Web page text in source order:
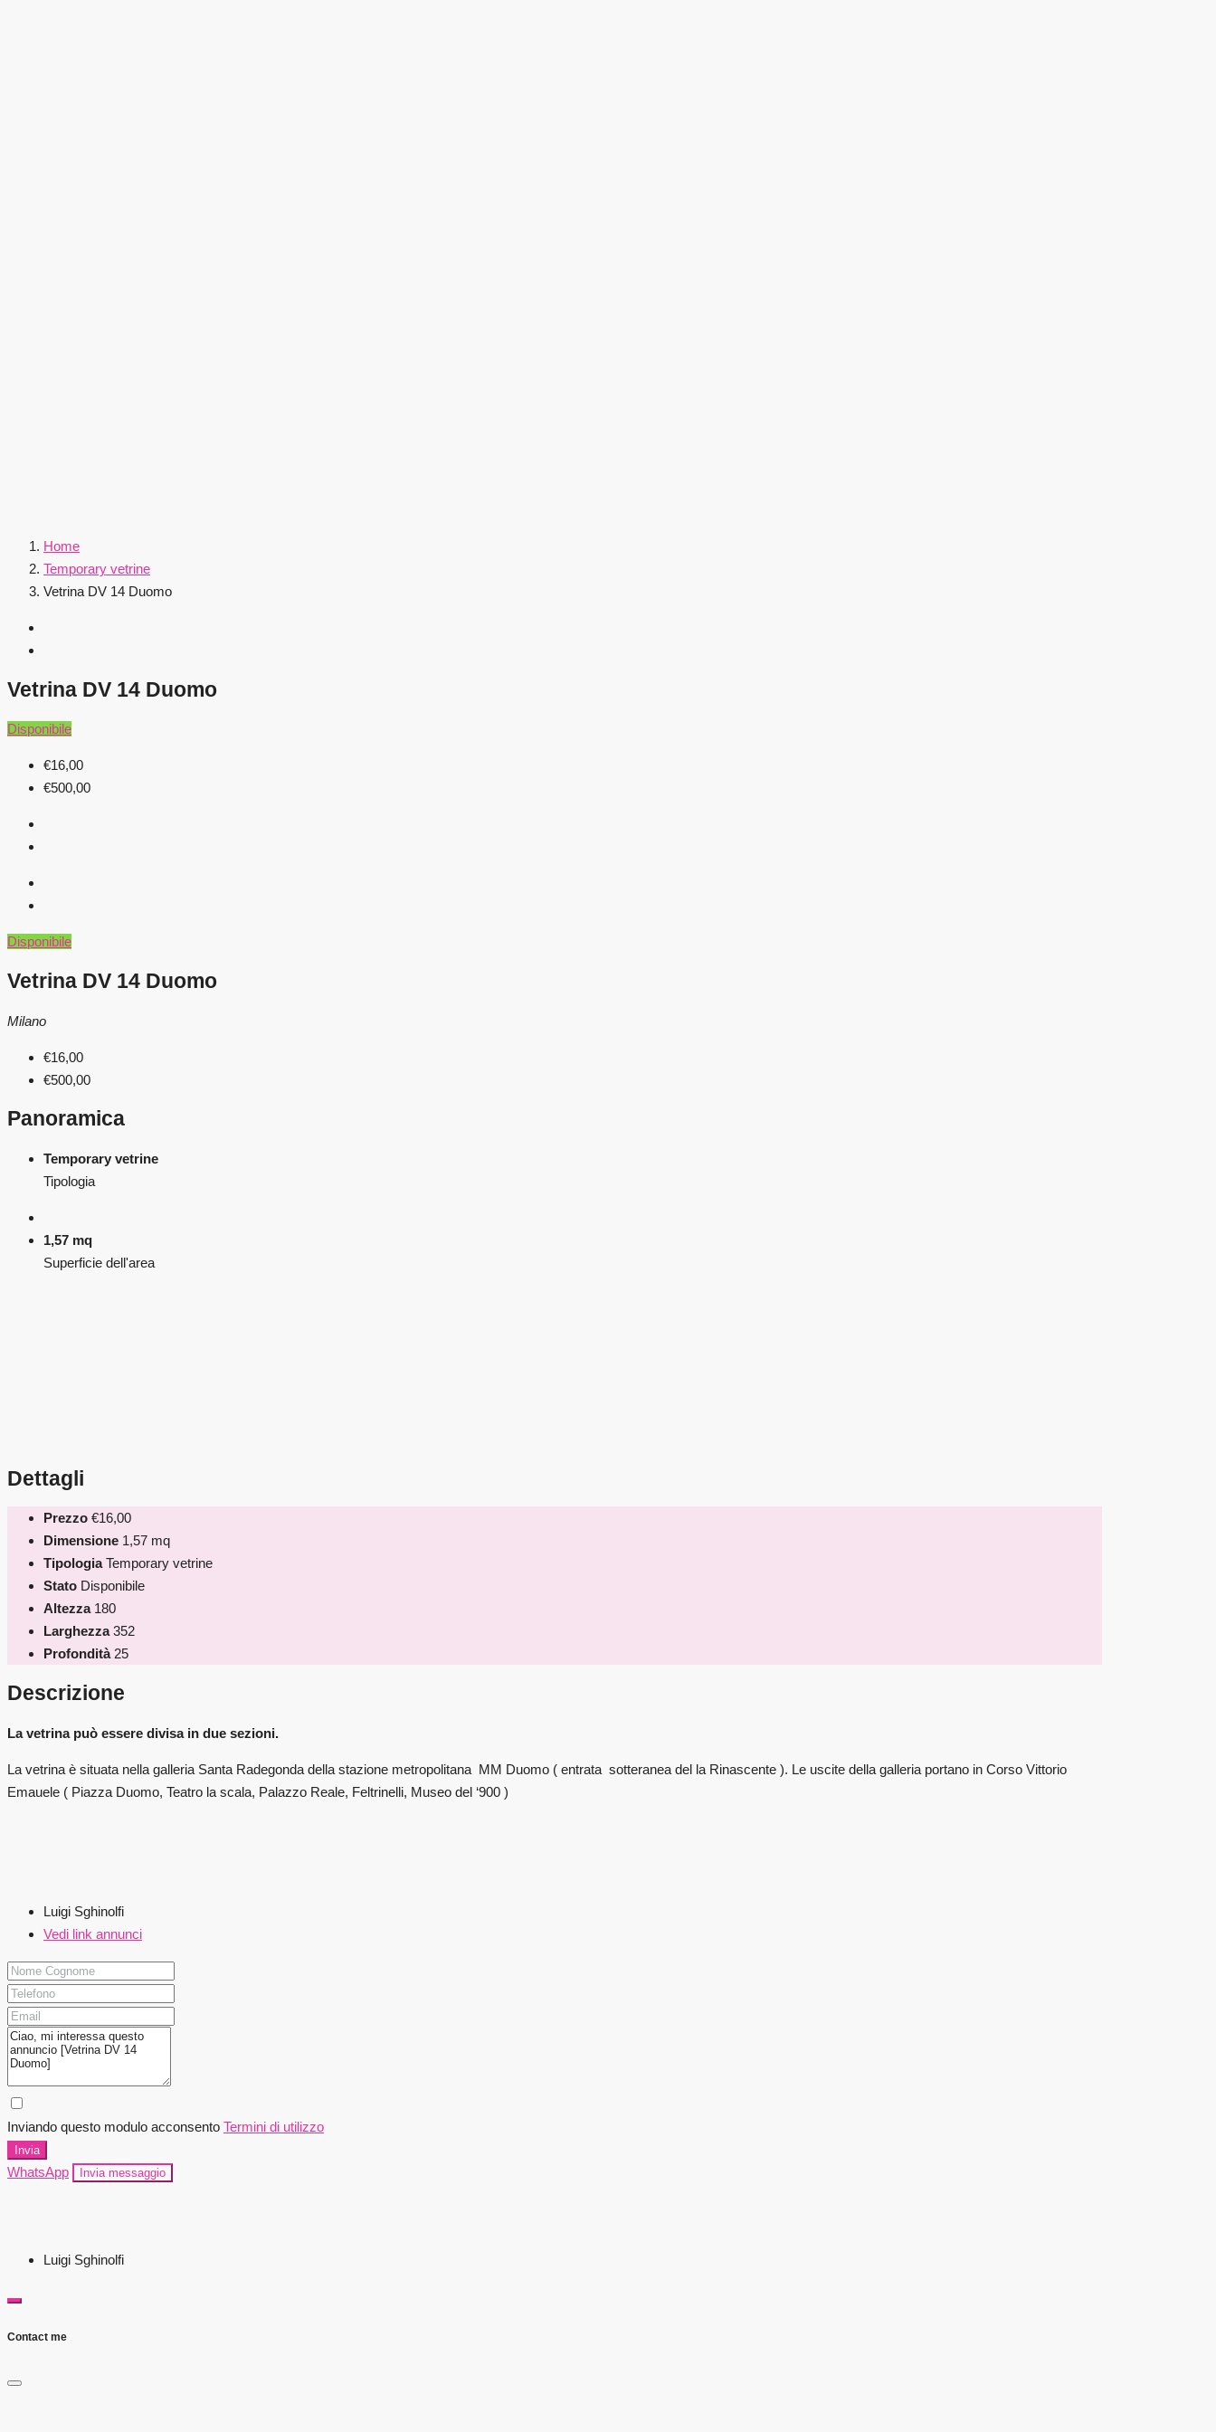
Home
Temporary vetrine
Vetrina DV 14 Duomo
Vetrina DV 14 Duomo
Disponibile
€16,00
€500,00
Disponibile
Vetrina DV 14 Duomo
Milano
€16,00
€500,00
Panoramica
Temporary vetrine
Tipologia
1,57 mq
Superficie dell'area
Dettagli
Prezzo €16,00
Dimensione 1,57 mq
Tipologia Temporary vetrine
Stato Disponibile
Altezza 180
Larghezza 352
Profondità 25
Descrizione
La vetrina può essere divisa in due sezioni.
La vetrina è situata nella galleria Santa Radegonda della stazione metropolitana MM Duomo ( entrata sotteranea del la Rinascente ). Le uscite della galleria portano in Corso Vittorio
Emauele ( Piazza Duomo, Teatro la scala, Palazzo Reale, Feltrinelli, Museo del ‘900 )
Luigi Sghinolfi
Vedi link annunci
Inviando questo modulo acconsento Termini di utilizzo
Invia
WhatsApp Invia messaggio
Luigi Sghinolfi
Contact me